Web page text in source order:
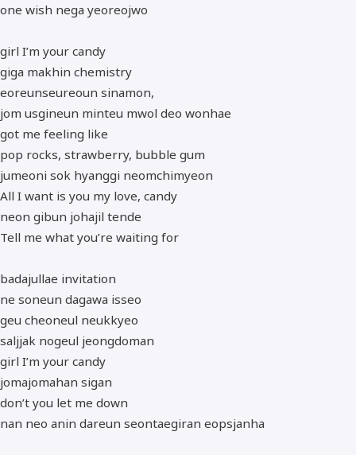
one wish nega yeoreojwo
girl I’m your candy
giga makhin chemistry
eoreunseureoun sinamon,
jom usgineun minteu mwol deo wonhae
got me feeling like
pop rocks, strawberry, bubble gum
jumeoni sok hyanggi neomchimyeon
All I want is you my love, candy
neon gibun johajil tende
Tell me what you’re waiting for
badajullae invitation
ne soneun dagawa isseo
geu cheoneul neukkyeo
saljjak nogeul jeongdoman
girl I’m your candy
jomajomahan sigan
don’t you let me down
nan neo anin dareun seontaegiran eopsjanha